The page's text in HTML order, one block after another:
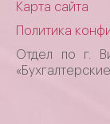
Карта сайта
Политика
Отдел по г.